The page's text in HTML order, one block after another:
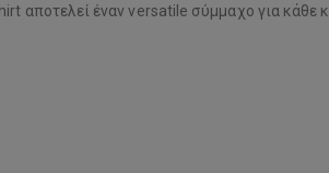
αποτελεί έναν versatile σύμμαχο για κάθε